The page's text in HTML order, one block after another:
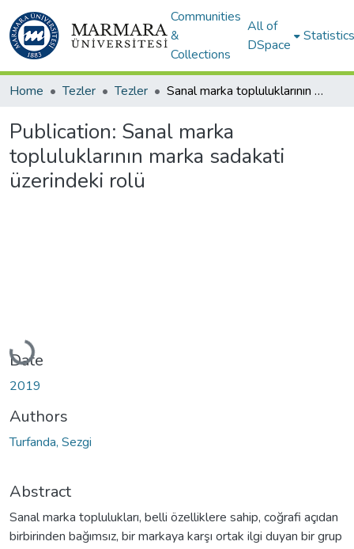
Communities
&
Collections
All of
DSpace
Statistics
Home Tezler Tezler Sanal marka topluluklarının marka sadakati üzerindeki rolü
Publication: Sanal marka
topluluklarının marka sadakati
üzerindeki rolü
Loading...
Date
2019
Authors
Turfanda, Sezgi
Abstract
Sanal marka toplulukları, belli özelliklere sahip, coğrafi açıdan
birbirinden bağımsız, bir markaya karşı ortak ilgi duyan bir grup